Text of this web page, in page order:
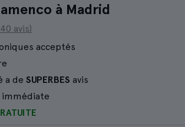
à Madrid
avis)
acceptés
a de SUPERBES avis
immédiate